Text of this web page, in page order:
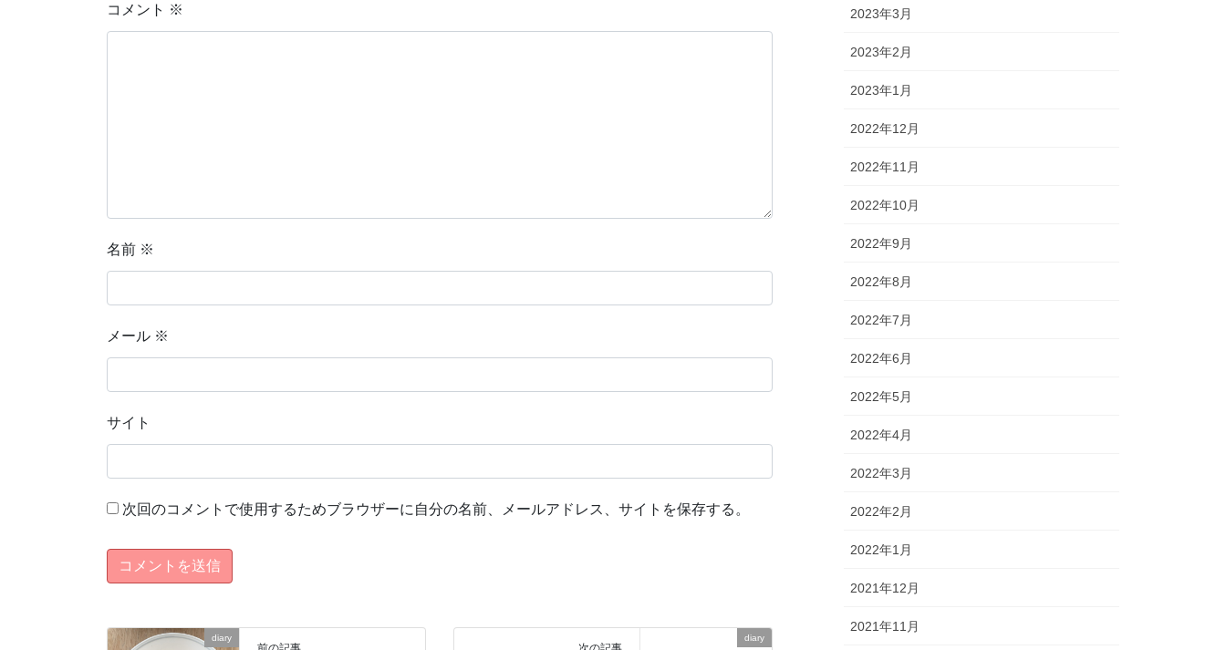
コメント ※
名前 ※
メール ※
サイト
次回のコメントで使用するためブラウザーに自分の名前、メールアドレス、サイトを保存する。
diary diary
2023年3月
2023年2月
2023年1月
2022年12月
2022年11月
2022年10月
2022年9月
2022年8月
2022年7月
2022年6月
2022年5月
2022年4月
2022年3月
2022年2月
2022年1月
2021年12月
2021年11月